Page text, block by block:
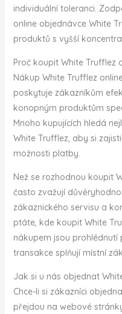
individuální toleranci.
online objednávce White
produktů s vyšší
Proč koupit White Trufflez
Nákup White Trufflez
poskytuje zákazníkům
konopným produktům
Mnoho kupujících hledá
White Trufflez, aby si
možnosti platby.
Než se rozhodnou koupit
často zvažují
zákaznického servisu a
ptáte, kde koupit White
nákupem jsou
transakce splňují místní
Jak si u nás objednat
Chce-li si zákazníci
přejdou na webové